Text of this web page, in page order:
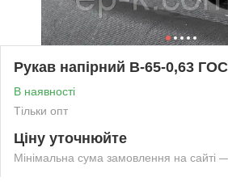
Рукав напірний В-65-0,63
В наявності
Тільки опт
Ціну уточнюйте
Мінімальна сума замовлення на сайті